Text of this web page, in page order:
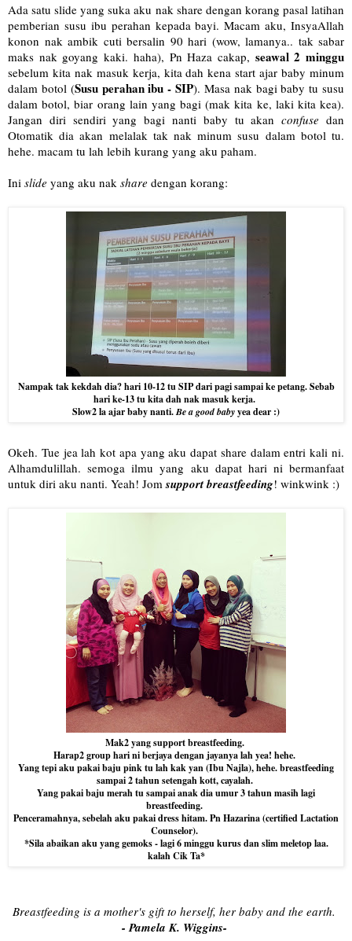
Ada satu slide yang suka aku nak share dengan korang pasal latihan
pemberian susu ibu perahan kepada bayi. Macam aku, InsyaAllah
konon nak ambik cuti bersalin 90 hari (wow, lamanya.. tak sabar
maks nak goyang kaki. haha), Pn Haza cakap, seawal 2 minggu
sebelum kita nak masuk kerja, kita dah kena start ajar baby minum
dalam botol (Susu perahan ibu - SIP). Masa nak bagi baby tu susu
dalam botol, biar orang lain yang bagi (mak kita ke, laki kita kea).
Jangan diri sendiri yang bagi nanti baby tu akanconfuse dan
Otomatik dia akan melalak tak nak minum susu dalam botol tu.
hehe. macam tu lah lebih kurang yang aku paham.
Ini slide yang aku nak share dengan korang:
Nampak tak kekdah dia? hari 10-12 tu SIP dari pagi sampai ke petang. Sebab
hari ke-13 tu kita dah nak masuk kerja.
Slow2 la ajar baby nanti.Be a good babyyea dear :)
Okeh. Tue jea lah kot apa yang aku dapat share dalam entri kali ni.
Alhamdulillah. semoga ilmu yang aku dapat hari ni bermanfaat
untuk diri aku nanti. Yeah! Jomsupport breastfeeding! winkwink :)
Mak2 yang support breastfeeding.
Harap2 group hari ni berjaya dengan jayanya lah yea! hehe.
Yang tepi aku pakai baju pink tu lah kak yan (Ibu Najla), hehe. breastfeeding
sampai 2 tahun setengah kott, cayalah.
Yang pakai baju merah tu sampai anak dia umur 3 tahun masih lagi
breastfeeding.
Penceramahnya, sebelah aku pakai dress hitam. Pn Hazarina (certified Lactation
Counselor).
*Sila abaikan aku yang gemoks - lagi 6 minggu kurus dan slim meletop laa.
kalah Cik Ta*
Breastfeeding is a mother's gift to herself, her baby and the earth.
- Pamela K. Wiggins-